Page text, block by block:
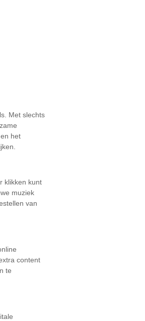
Met slechts
het
klikken kunt
muziek
van
content
te